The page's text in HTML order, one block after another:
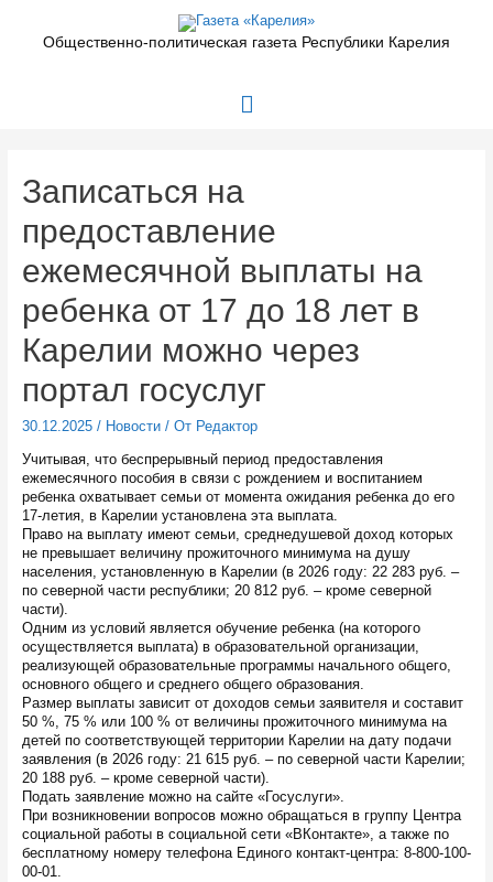
содержимомуОбщественно-политическая газета Республики Карелия
Главное
Записаться на
предоставление
ежемесячной выплаты на
ребенка от 17 до 18 лет в
Карелии можно через
портал госуслуг
30.12.2025/ Новости/ От Редактор
Учитывая, что беспрерывный период предоставления
ежемесячного пособия в связи с рождением и воспитанием
ребенка охватывает семьи от момента ожидания ребенка до его
17-летия, в Карелии установлена эта выплата.
Право на выплату имеют семьи, среднедушевой доход которых
не превышает величину прожиточного минимума на душу
населения, установленную в Карелии (в 2026 году: 22 283 руб. –
по северной части республики; 20 812 руб. – кроме северной
части).
Одним из условий является обучение ребенка (на которого
осуществляется выплата) в образовательной организации,
реализующей образовательные программы начального общего,
основного общего и среднего общего образования.
Размер выплаты зависит от доходов семьи заявителя и составит
50 %, 75 % или 100 % от величины прожиточного минимума на
детей по соответствующей территории Карелии на дату подачи
заявления (в 2026 году: 21 615 руб. – по северной части Карелии;
20 188 руб. – кроме северной части).
Подать заявление можно на сайте «Госуслуги».
При возникновении вопросов можно обращаться в группу Центра
социальной работы в социальной сети «ВКонтакте», а также по
бесплатному номеру телефона Единого контакт-центра: 8-800-100-
00-01.